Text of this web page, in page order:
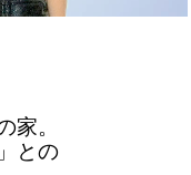
家。
との